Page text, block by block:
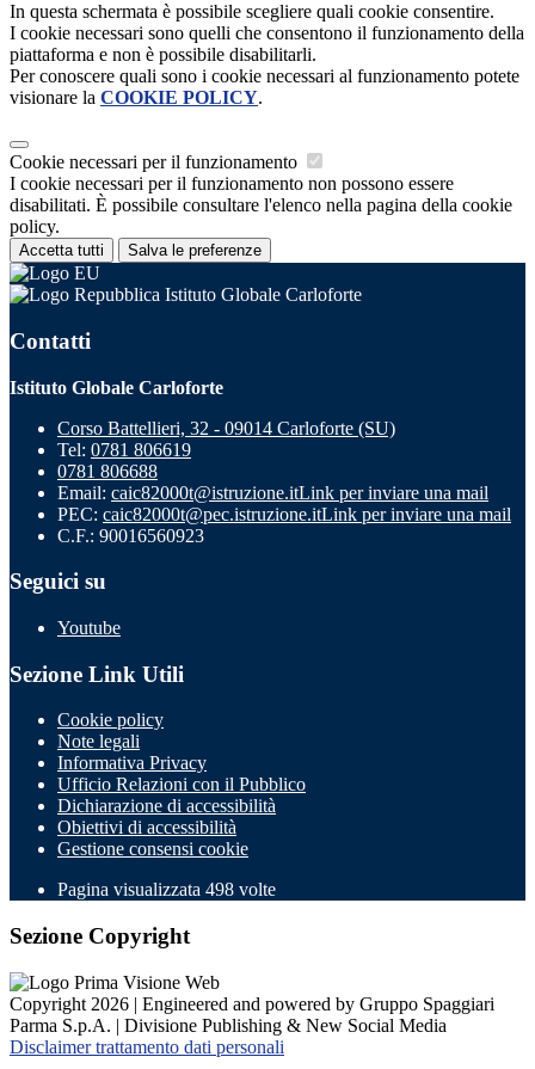
In questa schermata è possibile scegliere quali cookie consentire.
I cookie necessari sono quelli che consentono il funzionamento della
piattaforma e non è possibile disabilitarli.
Per conoscere quali sono i cookie necessari al funzionamento potete
visionare la COOKIE POLICY.
Cookie necessari per il funzionamento
I cookie necessari per il funzionamento non possono essere
disabilitati. È possibile consultare l'elenco nella pagina della cookie
policy.
Accetta tutti Salva le preferenze
Istituto Globale Carloforte
Contatti
Istituto Globale Carloforte
Corso Battellieri, 32 - 09014 Carloforte (SU)
Tel: 0781 806619
0781 806688
Email: caic82000t@istruzione.itLink per inviare una mail
PEC: caic82000t@pec.istruzione.itLink per inviare una mail
C.F.: 90016560923
Seguici su
Youtube
Sezione Link Utili
Cookie policy
Note legali
Informativa Privacy
Ufficio Relazioni con il Pubblico
Dichiarazione di accessibilità
Obiettivi di accessibilità
Gestione consensi cookie
Pagina visualizzata 498 volte
Sezione Copyright
Copyright 2026 | Engineered and powered by Gruppo Spaggiari
Parma S.p.A. | Divisione Publishing & New Social Media
Disclaimer trattamento dati personali